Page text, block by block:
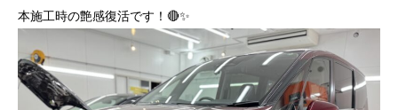
本施工時の艶感復活です！🔴✨